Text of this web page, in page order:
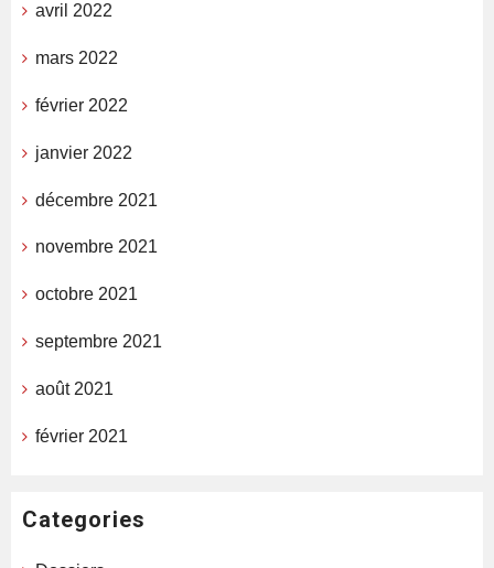
avril 2022
mars 2022
février 2022
janvier 2022
décembre 2021
novembre 2021
octobre 2021
septembre 2021
août 2021
février 2021
Categories